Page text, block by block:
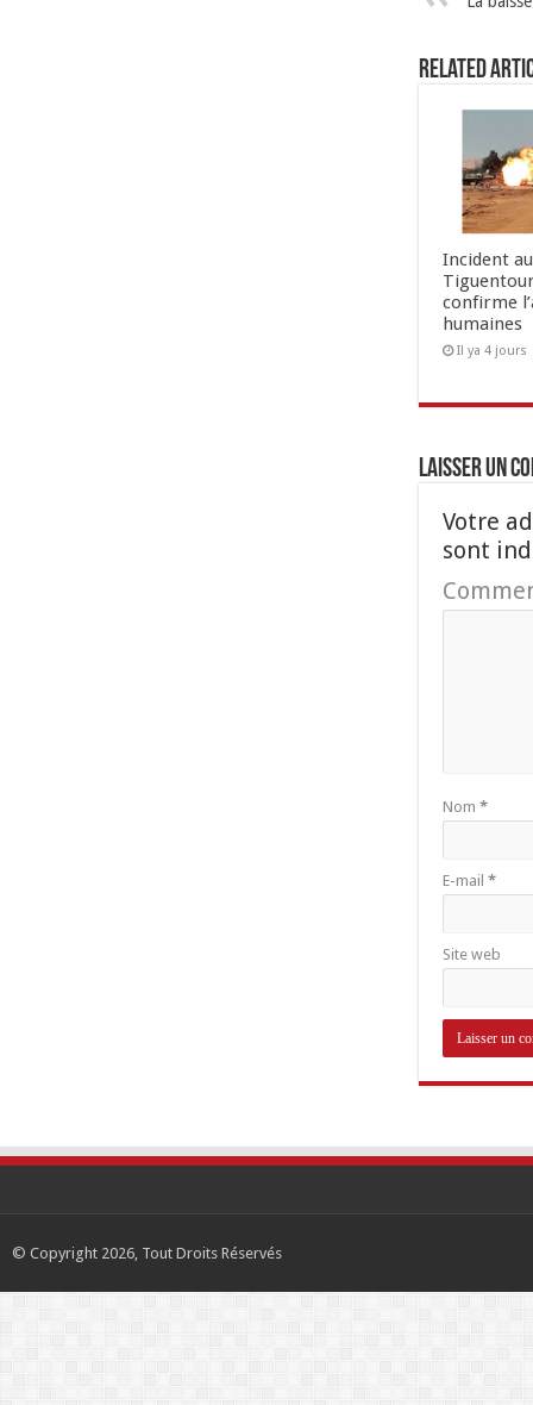
Related
Incident
confirme
humaines
Il ya 4 jours
Laisser un
Votre
sont
Nom *
E-mail *
Site web
© Copyright 2026, Tout Droits Réservés